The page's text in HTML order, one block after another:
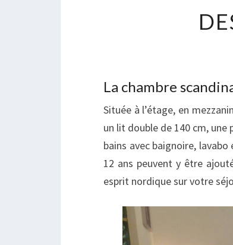
La chambre
Située à l’étage, en
un lit double de 140 cm,
bains avec baignoire,
12 ans peuvent y être
esprit nordique sur votre